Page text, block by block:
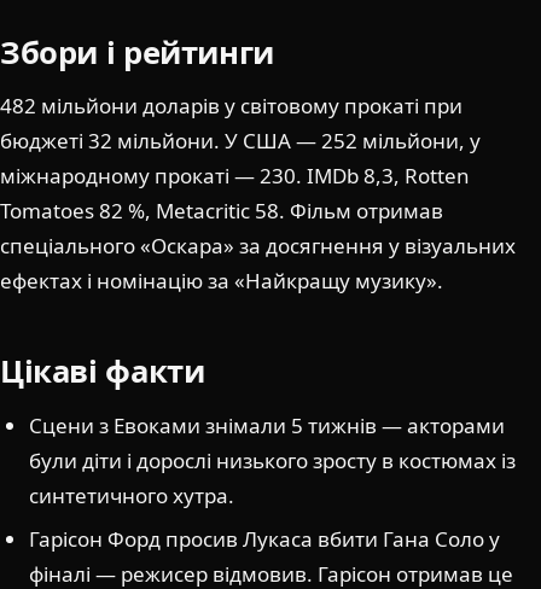
Збори і рейтинги
482 мільйони доларів у світовому прокаті при
бюджеті 32 мільйони. У США — 252 мільйони, у
міжнародному прокаті — 230. IMDb 8,3, Rotten
Tomatoes 82 %, Metacritic 58. Фільм отримав
спеціального «Оскара» за досягнення у візуальних
ефектах і номінацію за «Найкращу музику».
Цікаві факти
Сцени з Евоками знімали 5 тижнів — акторами
були діти і дорослі низького зросту в костюмах із
синтетичного хутра.
Гарісон Форд просив Лукаса вбити Гана Соло у
фіналі — режисер відмовив. Гарісон отримав це